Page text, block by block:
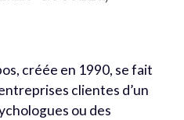
créée en 1990, se fait
clientes d’un
ou des